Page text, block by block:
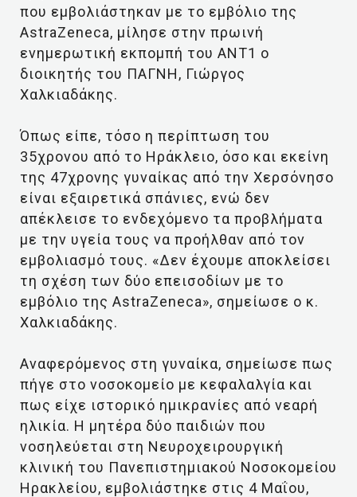
που εμβολιάστηκαν με το εμβόλιο της
AstraZeneca, μίλησε στην πρωινή
ενημερωτική εκπομπή του ΑΝΤ1 ο
διοικητής του ΠΑΓΝΗ, Γιώργος
Χαλκιαδάκης.
Όπως είπε, τόσο η περίπτωση του
35χρονου από το Ηράκλειο, όσο και εκείνη
της 47χρονης γυναίκας από την Χερσόνησο
είναι εξαιρετικά σπάνιες, ενώ δεν
απέκλεισε το ενδεχόμενο τα προβλήματα
με την υγεία τους να προήλθαν από τον
εμβολιασμό τους. «Δεν έχουμε αποκλείσει
τη σχέση των δύο επεισοδίων με το
εμβόλιο της AstraZeneca», σημείωσε ο κ.
Χαλκιαδάκης.
Αναφερόμενος στη γυναίκα, σημείωσε πως
πήγε στο νοσοκομείο με κεφαλαλγία και
πως είχε ιστορικό ημικρανίες από νεαρή
ηλικία. Η μητέρα δύο παιδιών που
νοσηλεύεται στη Νευροχειρουργική
κλινική του Πανεπιστημιακού Νοσοκομείου
Ηρακλείου, εμβολιάστηκε στις 4 Μαΐου,